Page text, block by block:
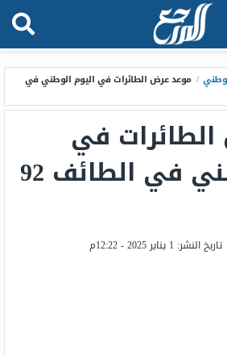
/ موعد عرض الطائرات في اليوم الوطني في
في
اليوم الوطني في الطائف 92
تاريخ النشر: 1 يناير 2025 - 12:22م